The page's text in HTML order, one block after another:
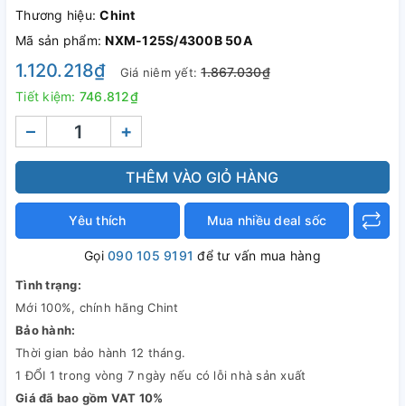
Thương hiệu:Chint
Mã sản phẩm:NXM-125S/4300B 50A
1.120.218₫ Giá niêm yết:1.867.030₫
Tiết kiệm: 746.812₫
– +
THÊM VÀO GIỎ HÀNG
Yêu thích Mua nhiều deal sốc
Gọi090 105 9191 để tư vấn mua hàng
Tình trạng:
Mới 100%, chính hãng Chint
Bảo hành:
Thời gian bảo hành 12 tháng.
1 ĐỔI 1 trong vòng 7 ngày nếu có lỗi nhà sản xuất
Giá đã bao gồm VAT 10%